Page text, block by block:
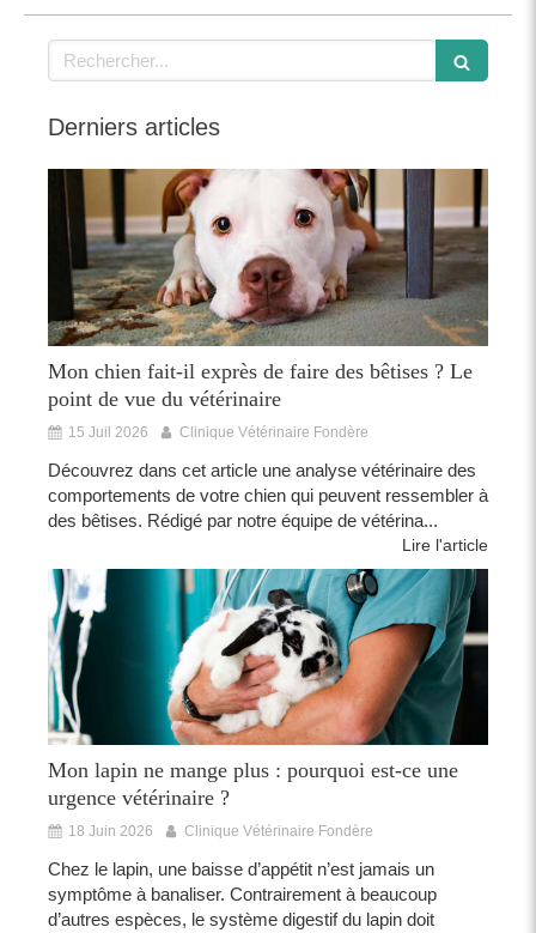
Rechercher
Derniers articles
Mon chien fait-il exprès de faire des bêtises ? Le
point de vue du vétérinaire
15 Juil 2026 Clinique Vétérinaire Fondère
Découvrez dans cet article une analyse vétérinaire des
comportements de votre chien qui peuvent ressembler à
des bêtises. Rédigé par notre équipe de vétérina...
Lire l'article
Mon lapin ne mange plus : pourquoi est-ce une
urgence vétérinaire ?
18 Juin 2026 Clinique Vétérinaire Fondère
Chez le lapin, une baisse d’appétit n’est jamais un
symptôme à banaliser. Contrairement à beaucoup
d’autres espèces, le système digestif du lapin doit